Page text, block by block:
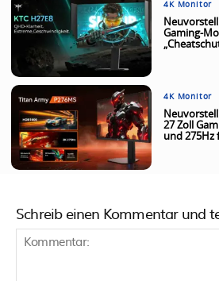
4K Monitor
Gaming-
4K Monitor
27 Zoll
und 275Hz
Schreib einen Kommentar und